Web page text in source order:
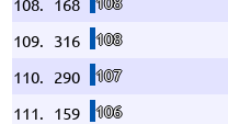
109. 316 108
110. 290 107
111. 159 106